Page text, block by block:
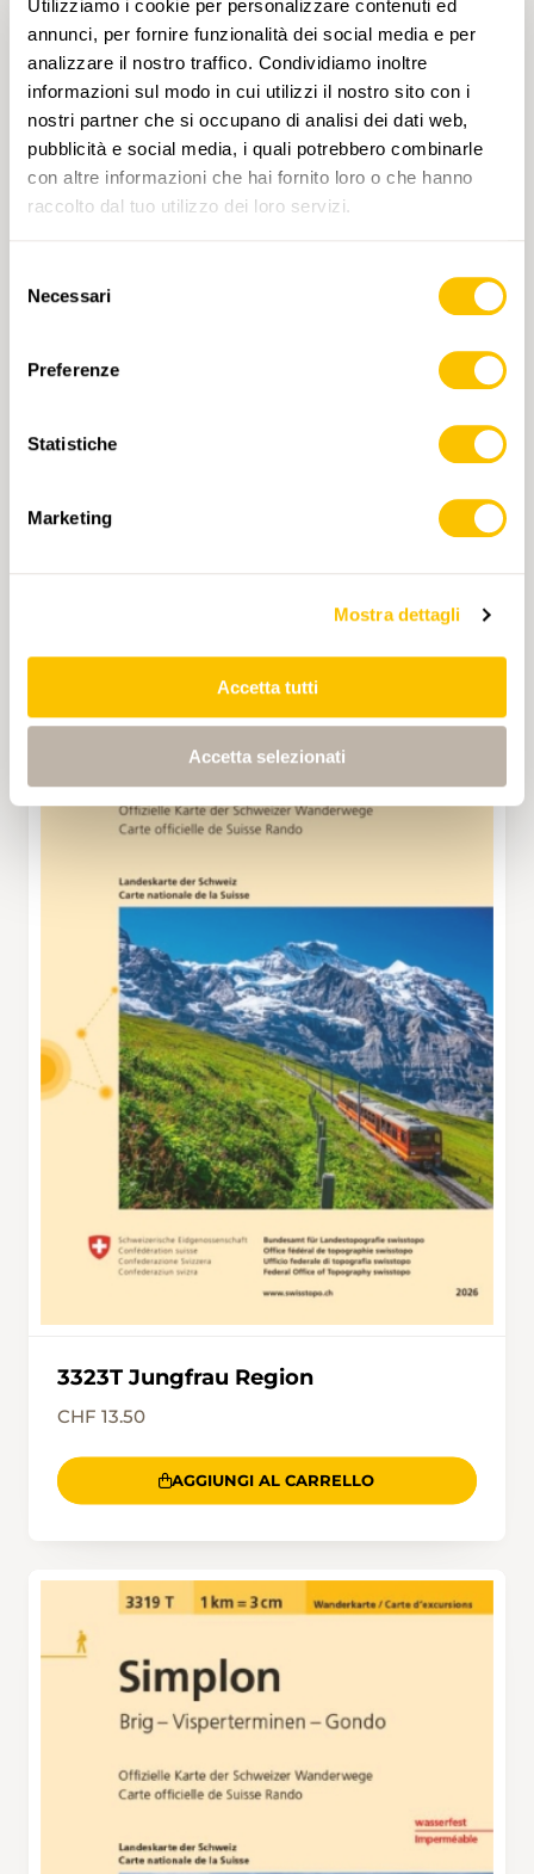
Utilizziamo i cookie per personalizzare contenuti ed
annunci, per fornire funzionalità dei social media e per
analizzare il nostro traffico. Condividiamo inoltre
informazioni sul modo in cui utilizzi il nostro sito con i
nostri partner che si occupano di analisi dei dati web,
pubblicità e social media, i quali potrebbero combinarle
con altre informazioni che hai fornito loro o che hanno
raccolto dal tuo utilizzo dei loro servizi.
delNecessari
Preferenze
Statistiche
Marketing
Mostra dettagli
Accetta tutti
Accetta selezionati
CHF 13.50
3323T Jungfrau Region
CHF 13.50
AGGIUNGI AL CARRELLO